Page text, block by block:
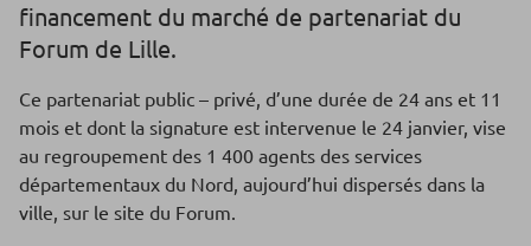
financement du marché de partenariat du
Forum de Lille.
Ce partenariat public – privé, d’une durée de 24 ans et 11
mois et dont la signature est intervenue le 24 janvier, vise
au regroupement des 1 400 agents des services
départementaux du Nord, aujourd’hui dispersés dans la
ville, sur le site du Forum.